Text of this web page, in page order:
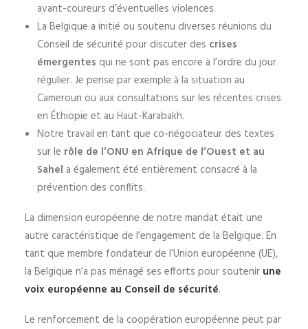
avant-coureurs d’éventuelles violences.
La Belgique a initié ou soutenu diverses réunions du
Conseil de sécurité pour discuter des crises
émergentes qui ne sont pas encore à l’ordre du jour
régulier. Je pense par exemple à la situation au
Cameroun ou aux consultations sur les récentes crises
en Éthiopie et au Haut-Karabakh.
Notre travail en tant que co-négociateur des textes
sur le rôle de l’ONU en Afrique de l’Ouest et au
Sahel a également été entièrement consacré à la
prévention des conflits.
La dimension européenne de notre mandat était une
autre caractéristique de l’engagement de la Belgique. En
tant que membre fondateur de l’Union européenne (UE),
la Belgique n’a pas ménagé ses efforts pour soutenir une
voix européenne au Conseil de sécurité.
Le renforcement de la coopération européenne peut par